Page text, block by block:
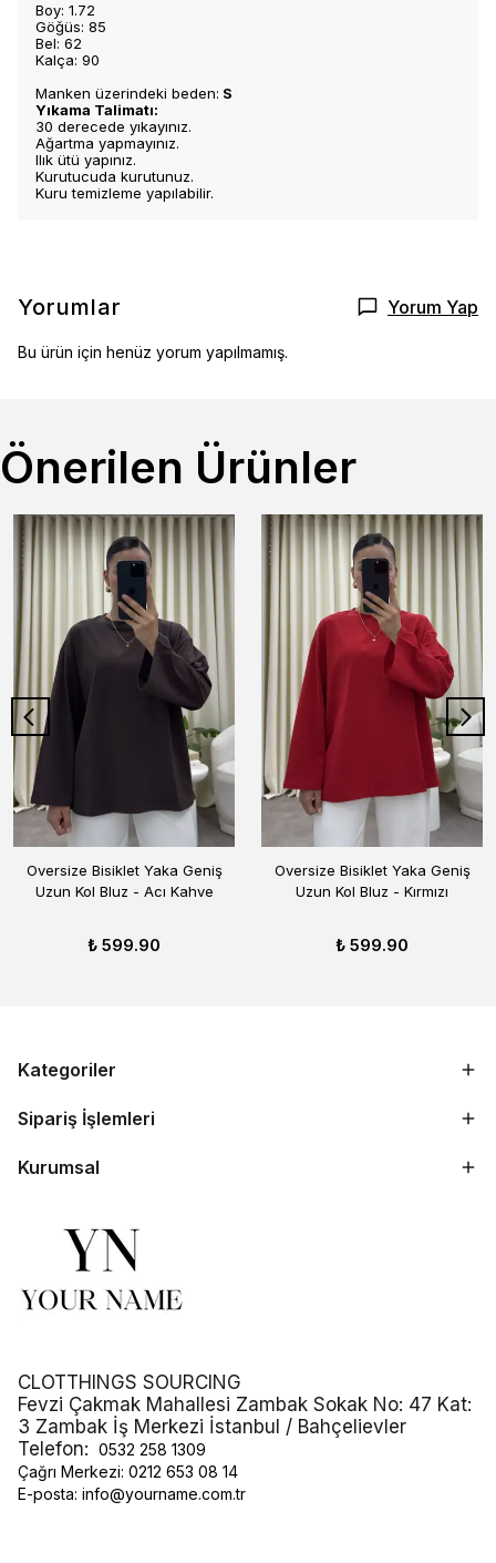
Boy: 1.72
Göğüs: 85
Bel: 62
Kalça: 90
Manken üzerindeki beden: S
Yıkama Talimatı:
30 derecede yıkayınız.
Ağartma yapmayınız.
Ilık ütü yapınız.
Kurutucuda kurutunuz.
Kuru temizleme yapılabilir.
Yorumlar Yorum Yap
Bu ürün için henüz yorum yapılmamış.
Önerilen Ürünler
Oversize Bisiklet Yaka Geniş
Uzun Kol Bluz - Acı Kahve
₺ 599.90
Oversize Bisiklet Yaka Geniş
Uzun Kol Bluz - Kırmızı
₺ 599.90
Kategoriler
Sipariş İşlemleri
Kurumsal
CLOTTHINGS SOURCING
Fevzi Çakmak Mahallesi Zambak Sokak No: 47 Kat:
3 Zambak İş Merkezi İstanbul / Bahçelievler
Telefon: 0532 258 1309
Çağrı Merkezi: 0212 653 08 14
E-posta: info@yourname.com.tr